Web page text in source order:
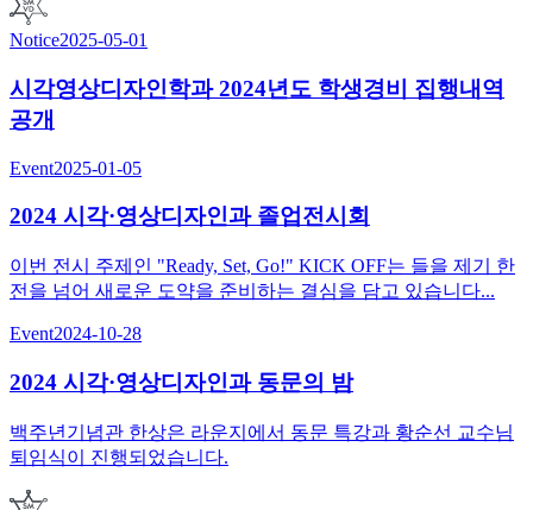
Notice2025-05-01
시각영상디자인학과 2024년도 학생경비 집행내역
공개
Event2025-01-05
2024 시각·영상디자인과 졸업전시회
이번 전시 주제인 "Ready, Set, Go!" KICK OFF는 들을 제기 한
전을 넘어 새로운 도약을 준비하는 결심을 담고 있습니다...
Event2024-10-28
2024 시각·영상디자인과 동문의 밤
백주년기념관 한상은 라운지에서 동문 특강과 황순선 교수님
퇴임식이 진행되었습니다.